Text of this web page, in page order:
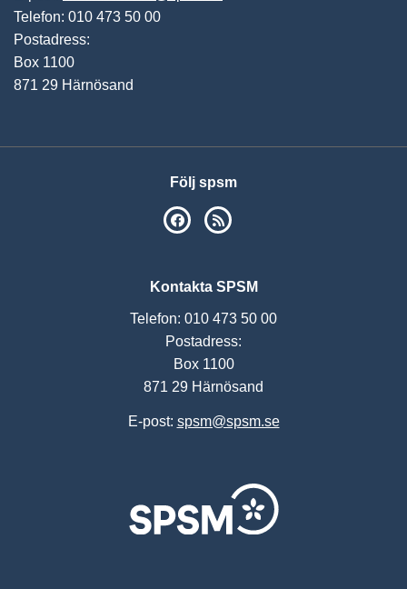
Telefon: 010 473 50 00
Postadress:
Box 1100
871 29 Härnösand
Följ spsm
SPSM på Facebook
Kontakta SPSM
Telefon: 010 473 50 00
Postadress:
Box 1100
871 29 Härnösand
E-post: spsm@spsm.se